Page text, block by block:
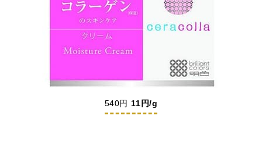
540円 11円/g